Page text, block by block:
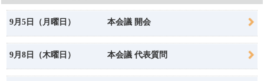
9月5日（月曜日） 本会議 開会
9月8日（木曜日） 本会議 代表質問